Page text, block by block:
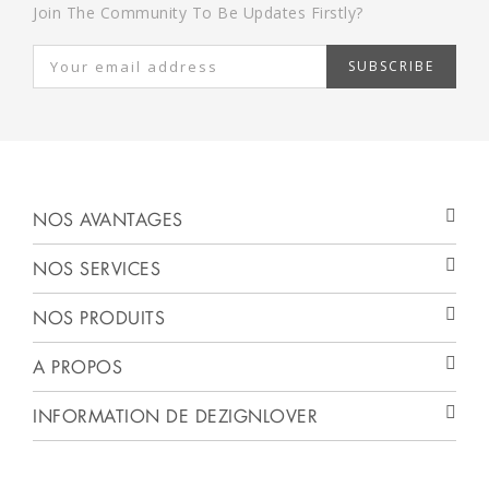
Join The Community To Be Updates Firstly?
SUBSCRIBE
NOS AVANTAGES
NOS SERVICES
NOS PRODUITS
A PROPOS
INFORMATION DE DEZIGNLOVER